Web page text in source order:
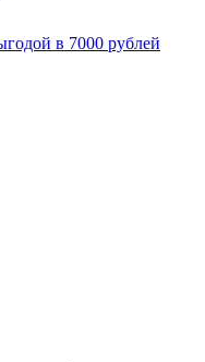
в 7000 рублей